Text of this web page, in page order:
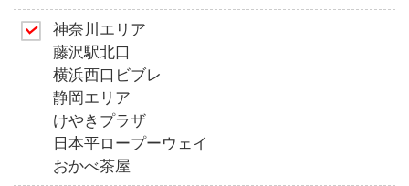
神奈川エリア
藤沢駅北口
横浜西口ビブレ
静岡エリア
けやきプラザ
日本平ロープーウェイ
おかべ茶屋